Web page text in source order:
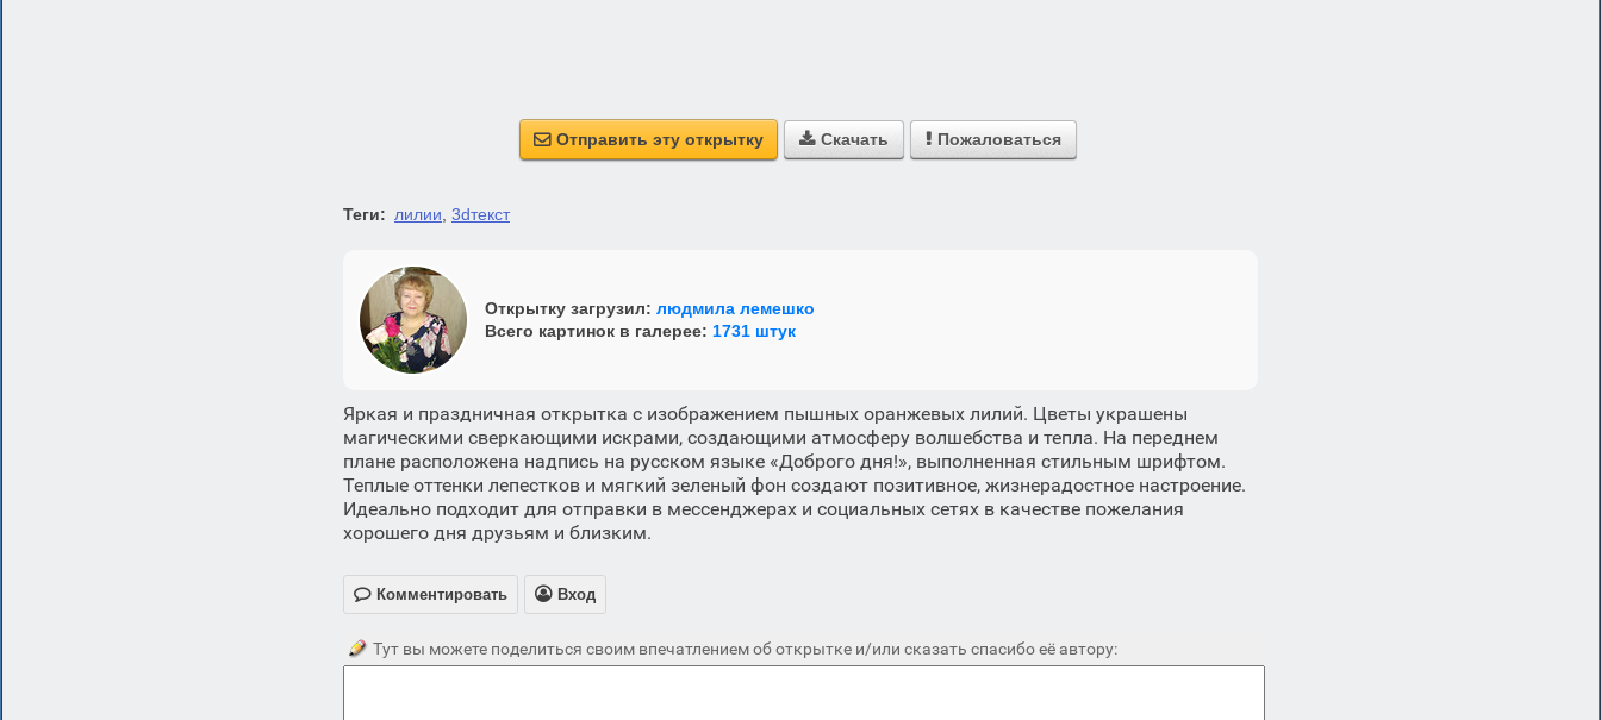
 Отправить эту открытку  Скачать  Пожаловаться
Теги: лилии 3dтекст
Открытку загрузил: людмила лемешко
Всего картинок в галерее: 1731 штук
Яркая и праздничная открытка с изображением пышных оранжевых лилий. Цветы украшены
магическими сверкающими искрами, создающими атмосферу волшебства и тепла. На переднем
плане расположена надпись на русском языке «Доброго дня!», выполненная стильным шрифтом.
Теплые оттенки лепестков и мягкий зеленый фон создают позитивное, жизнерадостное настроение.
Идеально подходит для отправки в мессенджерах и социальных сетях в качестве пожелания
хорошего дня друзьям и близким.
 Комментировать  Вход
Тут вы можете поделиться своим впечатлением об открытке и/или сказать спасибо её автору: